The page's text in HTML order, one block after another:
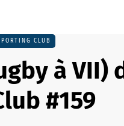
CLUB
à VII)
#159